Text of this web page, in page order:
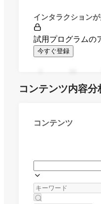
インタラクション
試用プログラムの
今すぐ登録
コンテンツ内容分
コンテンツ